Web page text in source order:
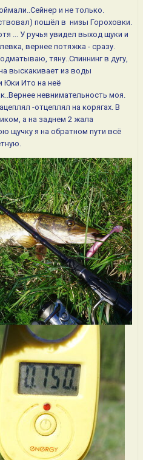
и не только.
пошёл в низы Гороховки.
... У ручья увидел выход щуки и
вернее потяжка - сразу.
тяну..Спиннинг в дугу,
выскакивает из воды
Юки Ито на неё
невнимательность моя.
-отцеплял на корягах. В
а на заднем 2 жала
щучку я на обратном пути всё